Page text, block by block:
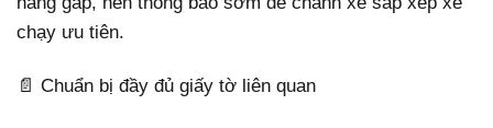
chạy ưu tiên.
📄 Chuẩn bị đầy đủ giấy tờ liên quan